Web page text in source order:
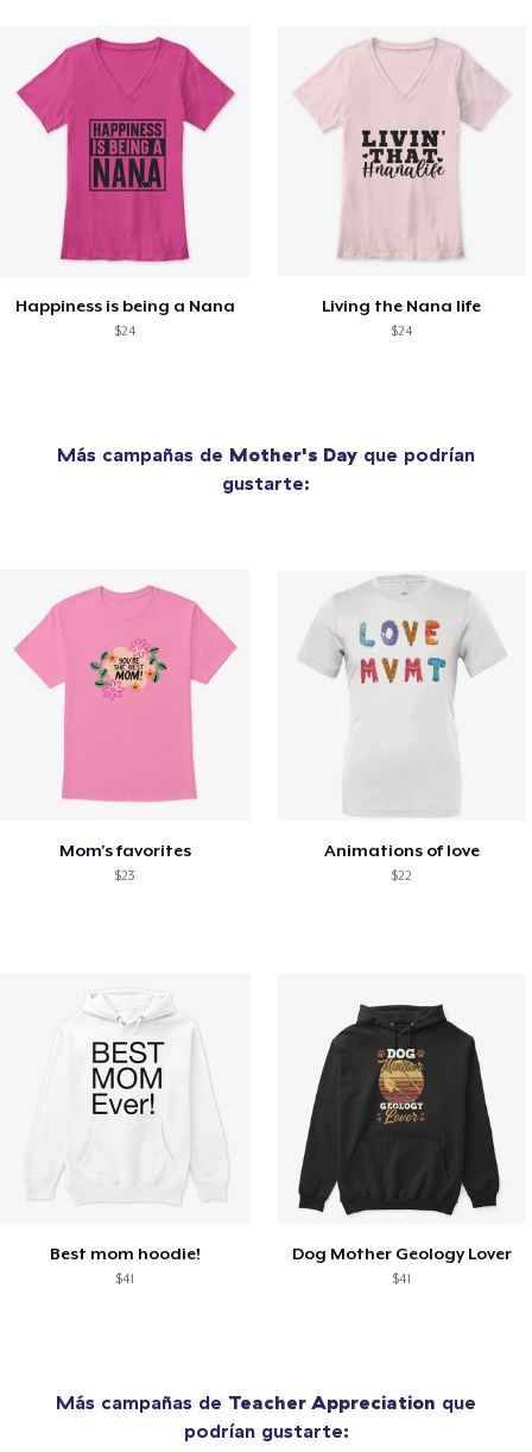
Happiness is being a Nana
$24
Living the Nana life
$24
Más campañas de Mother's Day que podrían
gustarte:
Mom's favorites
$23
Animations of love
$22
Best mom hoodie!
$41
Dog Mother Geology Lover
$41
Más campañas de Teacher Appreciation que
podrían gustarte: